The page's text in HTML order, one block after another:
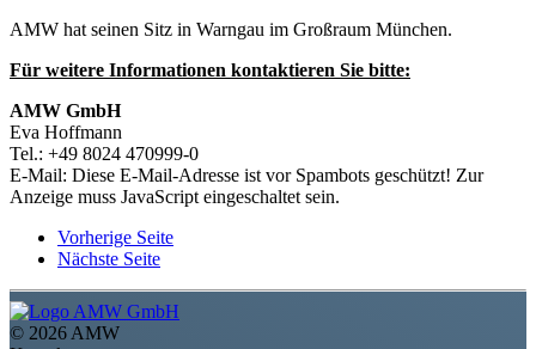
AMW hat seinen Sitz in Warngau im Großraum München.
Für weitere Informationen kontaktieren Sie bitte:
AMW GmbH
Eva Hoffmann
Tel.: +49 8024 470999-0
E-Mail: Diese E-Mail-Adresse ist vor Spambots geschützt! Zur
Anzeige muss JavaScript eingeschaltet sein.
Vorherige Seite
Nächste Seite
© 2026 AMW